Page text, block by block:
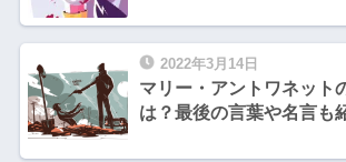
2022年3月14日
マリー・アントワネット
は？最後の言葉や名言も